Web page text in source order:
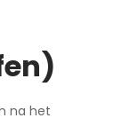
na het